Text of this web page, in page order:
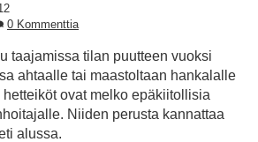
0 Kommenttia
taajamissa tilan puutteen vuoksi
ahtaalle tai maastoltaan hankalalle
ovat melko epäkiitollisia
Niiden perusta kannattaa
alussa.